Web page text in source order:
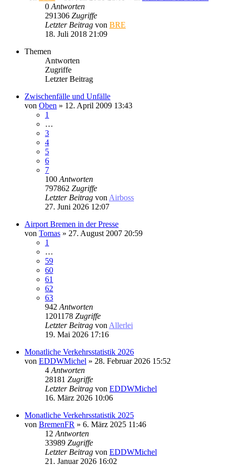
0 Antworten
291306 Zugriffe
Letzter Beitrag von BRE
18. Juli 2018 21:09
Themen
Antworten
Zugriffe
Letzter Beitrag
Zwischenfälle und Unfälle
von Oben » 12. April 2009 13:43
1
…
3
4
5
6
7
100 Antworten
797862 Zugriffe
Letzter Beitrag von Airboss
27. Juni 2026 12:07
Airport Bremen in der Presse
von Tomas » 27. August 2007 20:59
1
…
59
60
61
62
63
942 Antworten
1201178 Zugriffe
Letzter Beitrag von Allerlei
19. Mai 2026 17:16
Monatliche Verkehrsstatistik 2026
von EDDWMichel » 28. Februar 2026 15:52
4 Antworten
28181 Zugriffe
Letzter Beitrag von EDDWMichel
16. März 2026 10:06
Monatliche Verkehrsstatistik 2025
von BremenFR » 6. März 2025 11:46
12 Antworten
33989 Zugriffe
Letzter Beitrag von EDDWMichel
21. Januar 2026 16:02